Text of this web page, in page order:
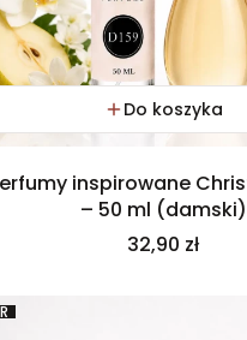
Do koszyka
inspirowane
– 50 ml (damski)
Cena
32,90 zł